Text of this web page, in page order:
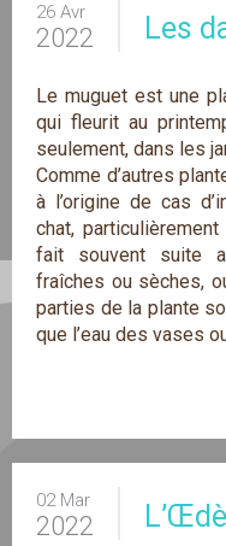
26 Avr
2022 Les
Le muguet est une
qui fleurit au
seulement, dans les
Comme d’autres
à l’origine de cas
chat,
fait souvent suite
fraîches ou sèches,
parties de la plante
que l’eau des vases
02 Mar
2022